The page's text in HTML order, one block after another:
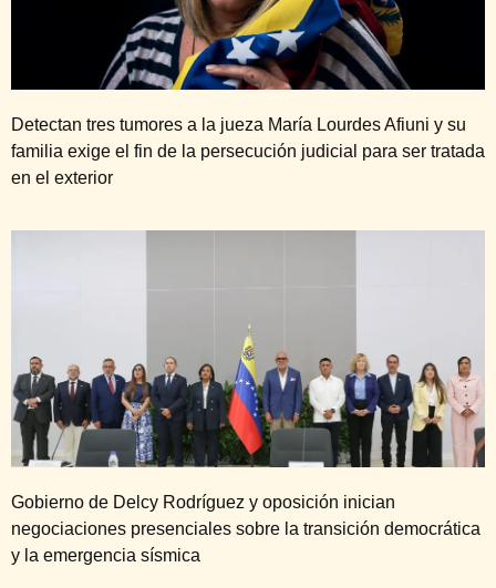
Detectan tres tumores a la jueza María Lourdes Afiuni y su
familia exige el fin de la persecución judicial para ser tratada
en el exterior
Gobierno de Delcy Rodríguez y oposición inician
negociaciones presenciales sobre la transición democrática
y la emergencia sísmica